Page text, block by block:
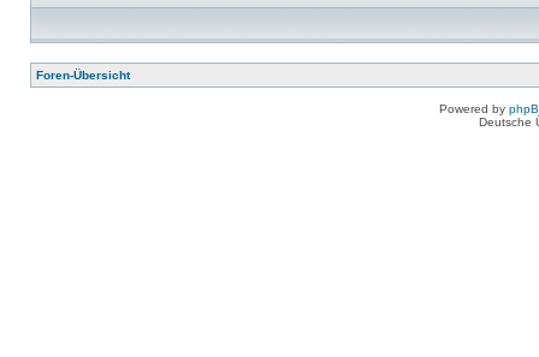
Foren-Übersicht
Powered by
Deutsche